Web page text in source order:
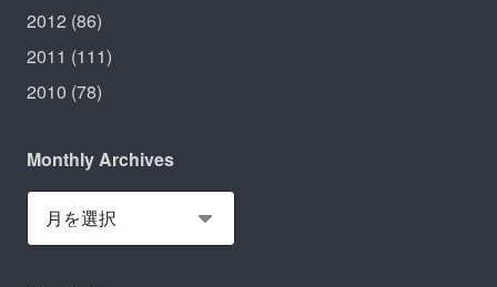
2012 (86)
2011 (111)
2010 (78)
Monthly Archives